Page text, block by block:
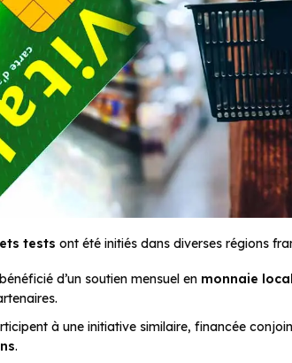
tests ont été initiés dans diverses régions
d’un soutien mensuel en monnaie
à une initiative similaire, financée
.